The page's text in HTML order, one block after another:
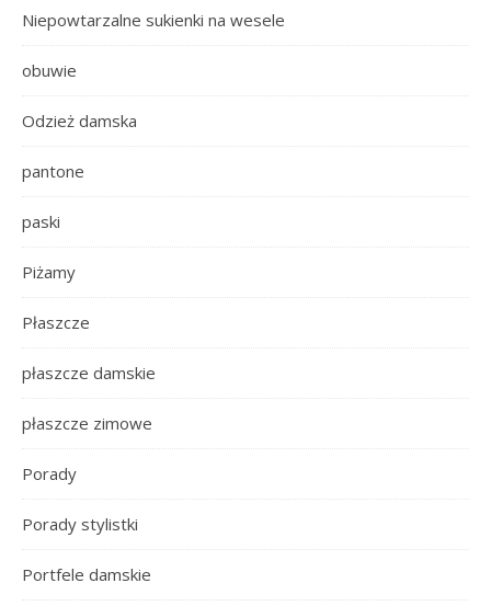
Niepowtarzalne sukienki na wesele
obuwie
Odzież damska
pantone
paski
Piżamy
Płaszcze
płaszcze damskie
płaszcze zimowe
Porady
Porady stylistki
Portfele damskie